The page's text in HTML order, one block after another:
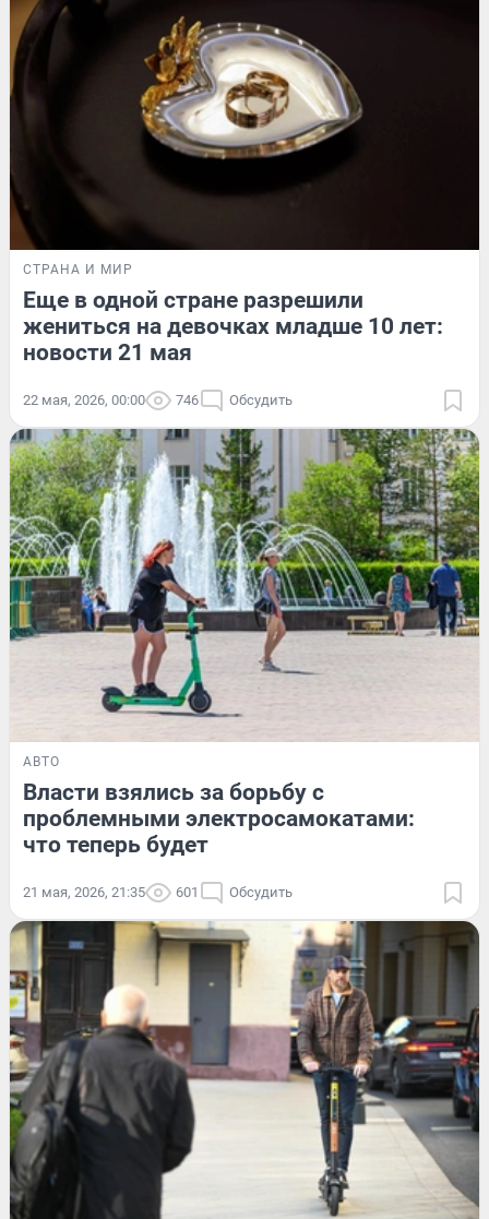
СТРАНА И МИР
Еще в одной стране разрешили
жениться на девочках младше 10 лет:
новости 21 мая
22 мая, 2026, 00:00 746 Обсудить
АВТО
Власти взялись за борьбу с
проблемными электросамокатами:
что теперь будет
21 мая, 2026, 21:35 601 Обсудить